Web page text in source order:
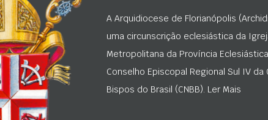
A Arquidiocese de Florianópolis
uma circunscrição eclesiástica da
Metropolitana da Província
Conselho Episcopal Regional Sul IV
Bispos do Brasil (CNBB). Ler Mais